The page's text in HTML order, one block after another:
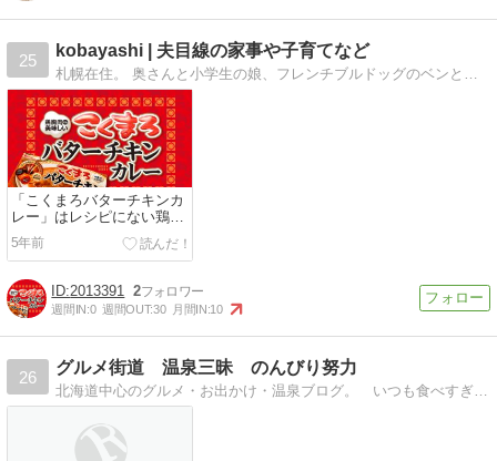
25
kobayashi | 夫目線の家事や子育てなど
「こくまろバターチキンカ
レー」はレシピにない鶏む
ね肉でも美味しい？【IH調
理】
5年前
2013391 2
週間IN:0 週間OUT:30 月間IN:10
26
グルメ街道 温泉三昧 のんびり努力
北海道中心のグルメ・お出かけ・温泉ブログ。 いつも食べすぎ（笑）